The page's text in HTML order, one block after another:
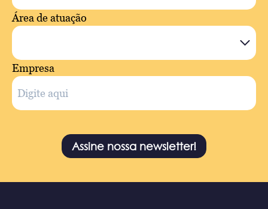
Área de atuação
Empresa
Assine nossa newsletter!